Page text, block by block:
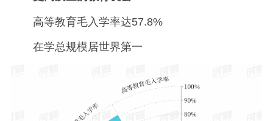
高等教育毛入学率达57.8%
在学总规模居世界第一